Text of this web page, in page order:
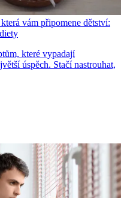
vám připomene dětství:
které vypadají
úspěch. Stačí nastrouhat,